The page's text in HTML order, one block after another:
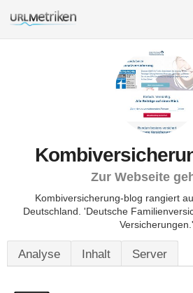
Zur Webseite
Kombiversicherung-blog rangiert
Deutschland. 'Deutsche
Versicherungen.'
Analyse Inhalt Server